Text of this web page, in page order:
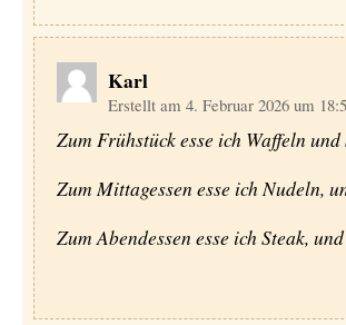
Karl
Erstellt am 4. Februar 2026 um
Zum Frühstück esse ich Waffeln
Zum Mittagessen esse ich Nudeln,
Zum Abendessen esse ich Steak,